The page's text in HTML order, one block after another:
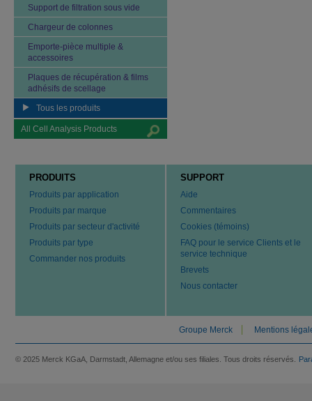
Support de filtration sous vide
Chargeur de colonnes
Emporte-pièce multiple &
accessoires
Plaques de récupération & films
adhésifs de scellage
Tous les produits
All Cell Analysis Products
PRODUITS
Produits par application
Produits par marque
Produits par secteur d'activité
Produits par type
Commander nos produits
SUPPORT
Aide
Commentaires
Cookies (témoins)
FAQ pour le service Clients et le
service technique
Brevets
Nous contacter
Groupe Merck Mentions
© 2025 Merck KGaA, Darmstadt, Allemagne et/ou ses filiales. Tous droits réservés.